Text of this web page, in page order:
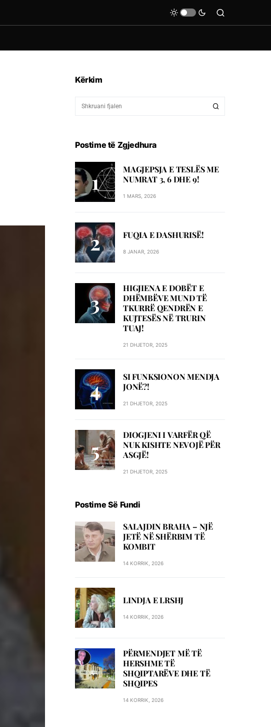
Kërkim
Postime të Zgjedhura
MAGJEPSJA E TESLËS ME
NUMRAT 3, 6 DHE 9!
1 MARS, 2026
FUQIA E DASHURISË!
8 JANAR, 2026
HIGJIENA E DOBËT E
DHËMBËVE MUND TË
TKURRË QENDRËN E
KUJTESËS NË TRURIN
TUAJ!
21 DHJETOR, 2025
SI FUNKSIONON MENDJA
JONË?!
21 DHJETOR, 2025
DIOGJENI I VARFËR QË
NUK KISHTE NEVOJË PËR
ASGJË!
21 DHJETOR, 2025
Postime Së Fundi
SALAJDIN BRAHA – NJЁ
JETЁ NЁ SHЁRBIM TЁ
KOMBIT
14 KORRIK, 2026
LINDJA E LRSHJ
14 KORRIK, 2026
PËRMENDJET MË TË
HERSHME TË
SHQIPTARËVE DHE TË
SHQIPES
14 KORRIK, 2026